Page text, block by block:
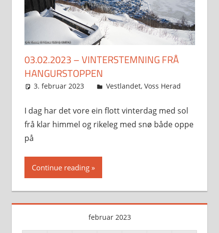
03.02.2023 – VINTERSTEMNING FRÅ
HANGURSTOPPEN
3. februar 2023 Svein
Vestlandet, Voss Herad
I dag har det vore ein flott vinterdag med sol
frå klar himmel og rikeleg med snø både oppe
på
Continue reading
februar 2023